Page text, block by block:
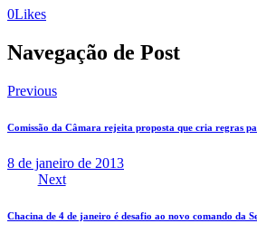
0Likes
Navegação de Post
Previous
Comissão da Câmara rejeita proposta que cria regras
8 de janeiro de 2013
Next
Chacina de 4 de janeiro é desafio ao novo comando da